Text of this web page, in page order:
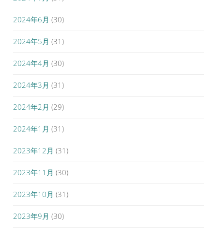
2024年6月 (30)
2024年5月 (31)
2024年4月 (30)
2024年3月 (31)
2024年2月 (29)
2024年1月 (31)
2023年12月 (31)
2023年11月 (30)
2023年10月 (31)
2023年9月 (30)